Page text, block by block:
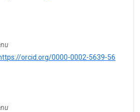
orcid.org/0000-0002-5639-56